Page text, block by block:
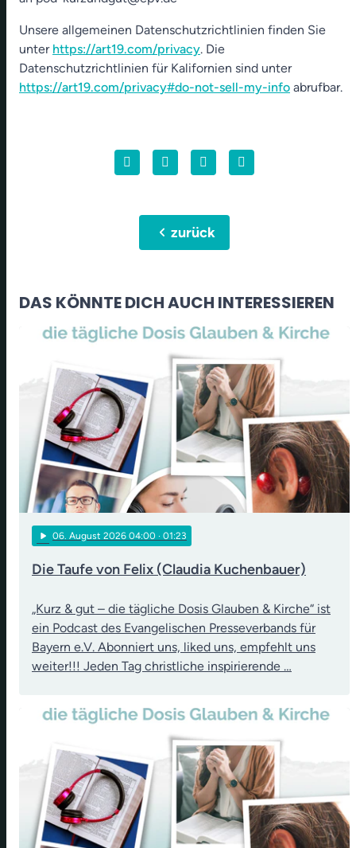
Unsere allgemeinen Datenschutzrichtlinien finden Sie
unter https://art19.com/privacy. Die
Datenschutzrichtlinien für Kalifornien sind unter
https://art19.com/privacy#do-not-sell-my-info abrufbar.
chevron_leftzurück
DAS KÖNNTE DICH AUCH INTERESSIEREN
play_arrow 06. August 2026 04:00 · 01:23
Die Taufe von Felix (Claudia Kuchenbauer)
„Kurz & gut – die tägliche Dosis Glauben & Kirche“ ist
ein Podcast des Evangelischen Presseverbands für
Bayern e.V. Abonniert uns, liked uns, empfehlt uns
weiter!!! Jeden Tag christliche inspirierende …